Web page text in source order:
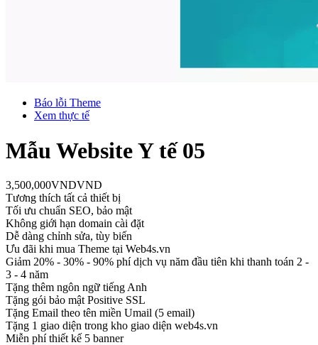
Báo lỗi Theme
Xem thực tế
Mẫu Website Y tế 05
3,500,000VNDVND
Tương thích tất cả thiết bị
Tối ưu chuẩn SEO, bảo mật
Không giới hạn domain cài đặt
Dễ dàng chỉnh sửa, tùy biến
Ưu đãi khi mua Theme tại Web4s.vn
Giảm 20% - 30% - 90% phí dịch vụ năm đầu tiên khi thanh toán 2 -
3 - 4 năm
Tặng thêm ngôn ngữ tiếng Anh
Tặng gói bảo mật Positive SSL
Tặng Email theo tên miền Umail (5 email)
Tặng 1 giao diện trong kho giao diện web4s.vn
Miễn phí thiết kế 5 banner